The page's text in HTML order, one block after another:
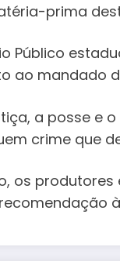
prima
Público
ao mandado
a posse e
crime que
os produtores